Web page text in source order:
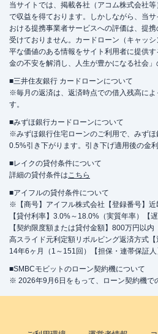
当サイトでは、掲載各社（アコム株式会社
で収益を得ております。しかしながら、当
おける提携事業者サービスへの評価は、提
受けておりません。カードローン（キャッ
平な価値のある情報をサイト利用者に提供
金の不安を解消し、人生が豊かになる社会」
■三井住友銀行 カードローンについて
※毎月の返済は、返済時点での借入残高によ
す。
■みずほ銀行カードローンについて
※みずほ銀行住宅ローンのご利用で、みず
0.5%引き下がります。引き下げ適用後の金
■レイクの貸付条件について
詳細の貸付条件はこちら
■アイフルの貸付条件について
※【商号】アイフル株式会社【登録番号】
【貸付利率】3.0%～18.0%（実質年率）【
【契約限度額または貸付金額】800万円以
高スライド元利定額リボルビング返済方式
14年6ヶ月（1～151回）【担保・連帯保証
■SMBCモビットのローン契約機について
※ 2026年9月6日をもって、ローン契約機で